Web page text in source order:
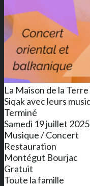
La Maison de la
Siqak avec leurs
Terminé
Samedi 19 juillet
Musique / Concert
Restauration
Montégut Bourjac
Gratuit
Toute la famille